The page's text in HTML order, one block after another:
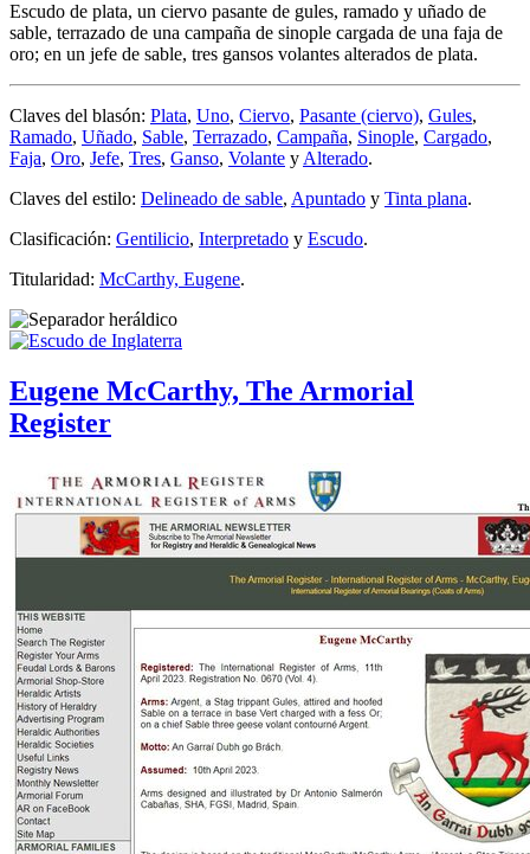
Escudo de plata, un ciervo pasante de gules, ramado y uñado de
sable, terrazado de una campaña de sinople cargada de una faja de
oro; en un jefe de sable, tres gansos volantes alterados de plata.
Claves del blasón: Plata, Uno, Ciervo, Pasante (ciervo), Gules,
Ramado, Uñado, Sable, Terrazado, Campaña, Sinople, Cargado,
Faja, Oro, Jefe, Tres, Ganso, Volante yAlterado.
Claves del estilo: Delineado de sable, Apuntado y Tinta plana.
Clasificación: Gentilicio, Interpretado y Escudo.
Titularidad: McCarthy, Eugene.
Eugene McCarthy, The Armorial
Register